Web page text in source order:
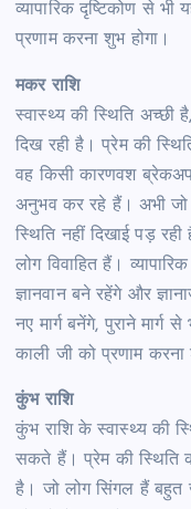
व्यापारिक दृष्टिकोण से
प्रणाम करना शुभ होगा।
मकर राशि
स्वास्थ्य की स्थिति अच्छी
दिख रही है। प्रेम की
वह किसी कारणवश
अनुभव कर रहे हैं। अभी जो
स्थिति नहीं दिखाई पड़
लोग विवाहित हैं।
ज्ञानवान बने रहेंगे और
नए मार्ग बनेंगे, पुराने
काली जी को प्रणाम करना
कुंभ राशि
कुंभ राशि के स्वास्थ्य की
सकते हैं। प्रेम की स्थिति
है। जो लोग सिंगल हैं बहुत